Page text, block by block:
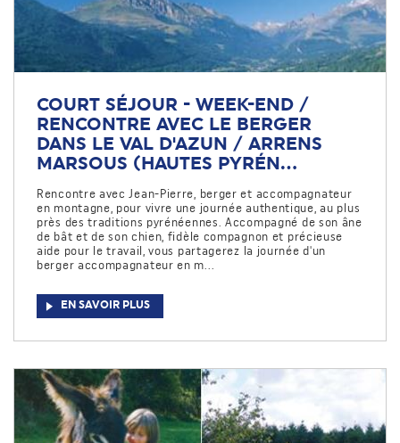
COURT SÉJOUR - WEEK-END /
RENCONTRE AVEC LE BERGER
DANS LE VAL D'AZUN / ARRENS
MARSOUS (HAUTES PYRÉN...
Rencontre avec Jean-Pierre, berger et accompagnateur
en montagne, pour vivre une journée authentique, au plus
près des traditions pyrénéennes. Accompagné de son âne
de bât et de son chien, fidèle compagnon et précieuse
aide pour le travail, vous partagerez la journée d'un
berger accompagnateur en m...
EN SAVOIR PLUS